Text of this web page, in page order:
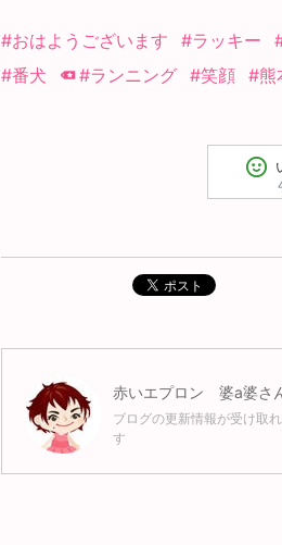
#おはようございます #ラッキー
#番犬
#ランニング #笑顔 #熊
ポスト
赤いエプロン 婆a婆さ
ブログの更新情報が受け取
す